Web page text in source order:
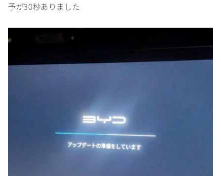
予が30秒ありました